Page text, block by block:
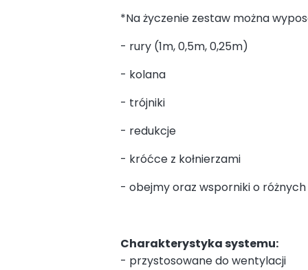
*Na życzenie zestaw można
- rury (1m, 0,5m, 0,25m)
- kolana
- trójniki
- redukcje
- króćce z kołnierzami
- obejmy oraz wsporniki o różnych
Charakterystyka systemu:
- przystosowane do wentylacji